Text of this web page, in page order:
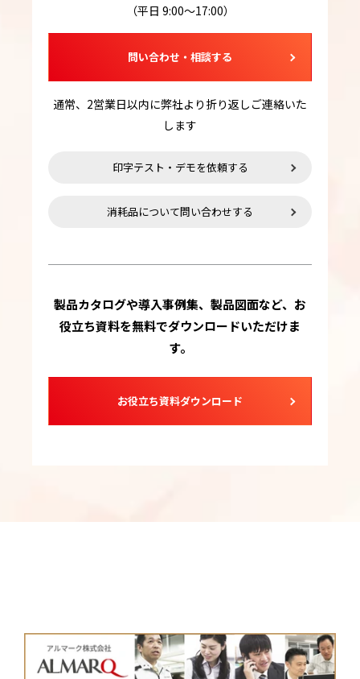
（平日 9:00～17:00）
問い合わせ・相談する
通常、2営業日以内に弊社より折り返しご連絡いた
します
印字テスト・デモを依頼する
消耗品について問い合わせする
製品カタログや導入事例集、製品図面など、お
役立ち資料を無料でダウンロードいただけま
す。
お役立ち資料ダウンロード